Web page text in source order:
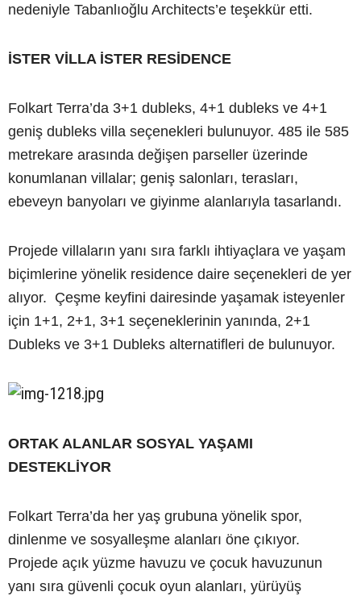
nedeniyle Tabanlıoğlu Architects’e teşekkür etti.
İSTER VİLLA İSTER RESİDENCE
Folkart Terra’da 3+1 dubleks, 4+1 dubleks ve 4+1
geniş dubleks villa seçenekleri bulunuyor. 485 ile 585
metrekare arasında değişen parseller üzerinde
konumlanan villalar; geniş salonları, terasları,
ebeveyn banyoları ve giyinme alanlarıyla tasarlandı.
Projede villaların yanı sıra farklı ihtiyaçlara ve yaşam
biçimlerine yönelik residence daire seçenekleri de yer
alıyor. Çeşme keyfini dairesinde yaşamak isteyenler
için 1+1, 2+1, 3+1 seçeneklerinin yanında, 2+1
Dubleks ve 3+1 Dubleks alternatifleri de bulunuyor.
ORTAK ALANLAR SOSYAL YAŞAMI
DESTEKLİYOR
Folkart Terra’da her yaş grubuna yönelik spor,
dinlenme ve sosyalleşme alanları öne çıkıyor.
Projede açık yüzme havuzu ve çocuk havuzunun
yanı sıra güvenli çocuk oyun alanları, yürüyüş